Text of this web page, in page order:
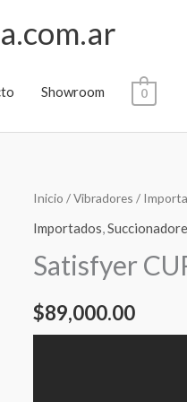
Showroom 0
Inicio /Vibradores /
Importados,
Satisfyer
$89,000.00
Satisfyer
CURVY
PINK